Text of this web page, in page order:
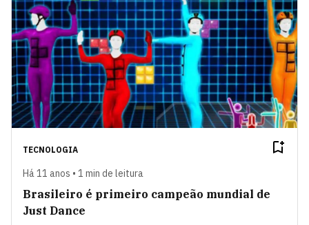
TECNOLOGIA
Há 11 anos • 1 min de leitura
Brasileiro é primeiro campeão mundial de
Just Dance